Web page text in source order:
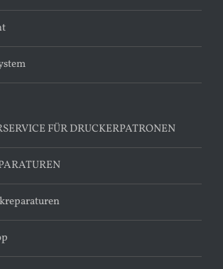
FÜR DRUCKERPATRONEN